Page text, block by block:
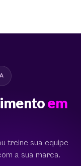
em
treine sua equipe
a sua marca.